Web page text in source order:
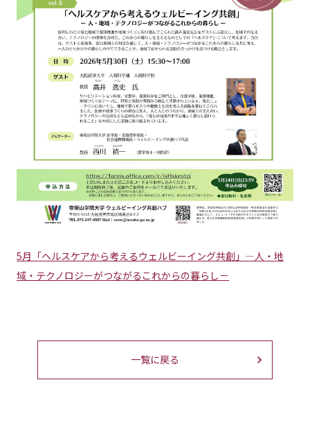
5月「ヘルスケアから考えるウェルビーイング共創」―人・地
域・テクノロジーがつながるこれからの暮らし－
一覧に戻る